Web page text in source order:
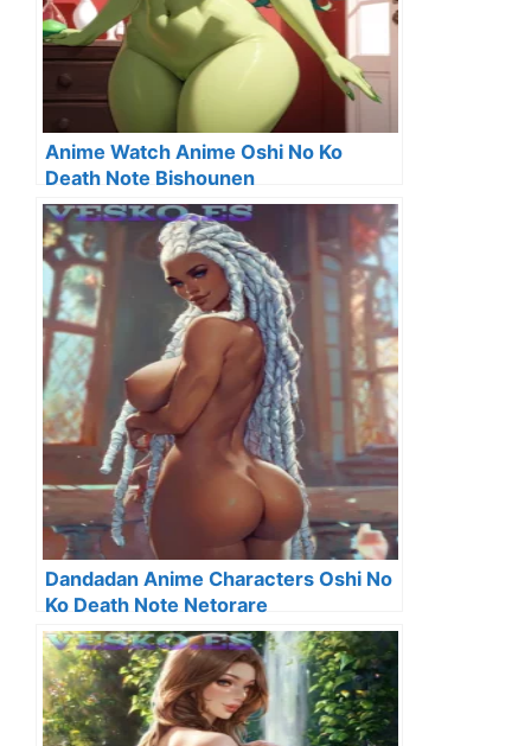
Anime Watch Anime Oshi No Ko
Death Note Bishounen
Dandadan Anime Characters Oshi No
Ko Death Note Netorare